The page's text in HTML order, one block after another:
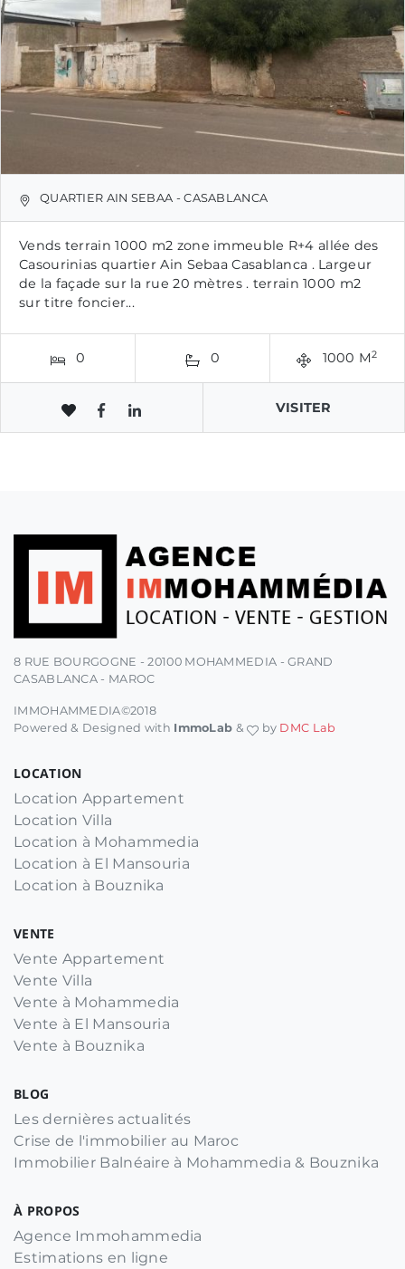
QUARTIER AIN SEBAA - CASABLANCA
Vends terrain 1000 m2 zone immeuble R+4 allée des
Casourinias quartier Ain Sebaa Casablanca . Largeur
de la façade sur la rue 20 mètres . terrain 1000 m2
sur titre foncier...
0 0 1000 M2
VISITER
8 RUE BOURGOGNE - 20100 MOHAMMEDIA - GRAND
CASABLANCA - MAROC
IMMOHAMMEDIA©2018
Powered & Designed with ImmoLab & by DMC Lab
LOCATION
Location Appartement
Location Villa
Location à Mohammedia
Location à El Mansouria
Location à Bouznika
VENTE
Vente Appartement
Vente Villa
Vente à Mohammedia
Vente à El Mansouria
Vente à Bouznika
BLOG
Les dernières actualités
Crise de l'immobilier au Maroc
Immobilier Balnéaire à Mohammedia & Bouznika
À PROPOS
Agence Immohammedia
Estimations en ligne